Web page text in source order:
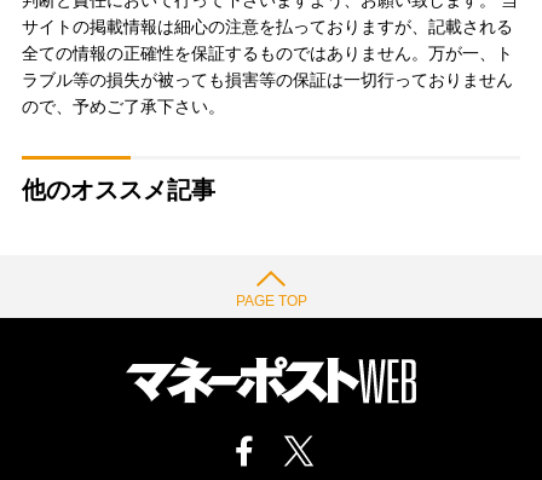
サイトの掲載情報は細心の注意を払っておりますが、記載される
全ての情報の正確性を保証するものではありません。万が一、ト
ラブル等の損失が被っても損害等の保証は一切行っておりません
ので、予めご了承下さい。
他のオススメ記事
PAGE TOP